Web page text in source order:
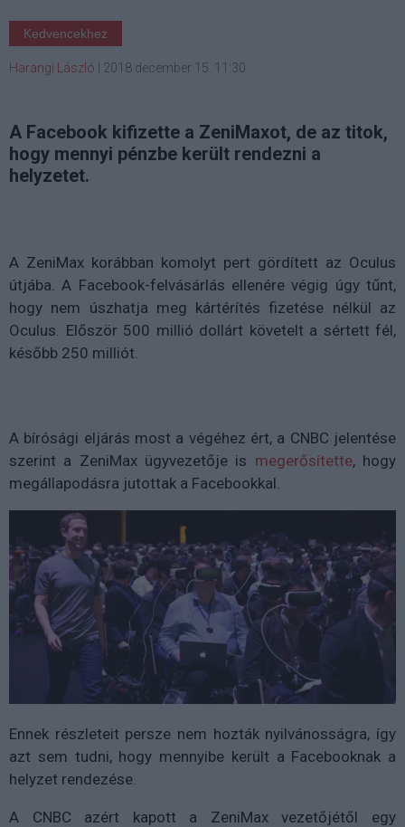
Kedvencekhez
Harangi László 2018 december 15. 11:30
A Facebook kifizette a ZeniMaxot, de az titok,
hogy mennyi pénzbe került rendezni a
helyzetet.
A ZeniMax korábban komolyt pert gördített az Oculus
útjába. A Facebook-felvásárlás ellenére végig úgy tűnt,
hogy nem úszhatja meg kártérítés fizetése nélkül az
Oculus. Először 500 millió dollárt követelt a sértett fél,
később 250 milliót.
A bírósági eljárás most a végéhez ért, a CNBC jelentése
szerint a ZeniMax ügyvezetője is megerősítette, hogy
megállapodásra jutottak a Facebookkal.
Ennek részleteit persze nem hozták nyilvánosságra, így
azt sem tudni, hogy mennyibe került a Facebooknak a
helyzet rendezése.
A CNBC azért kapott a ZeniMax vezetőjétől egy